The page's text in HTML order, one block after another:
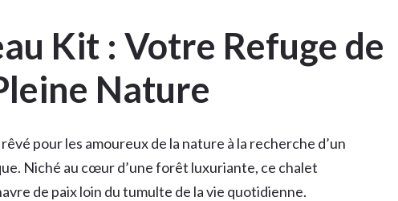
Kit : Votre Refuge de
Nature
pour les amoureux de la nature à la recherche d’un
Niché au cœur d’une forêt luxuriante, ce chalet
de paix loin du tumulte de la vie quotidienne.